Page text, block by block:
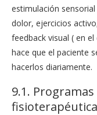
estimulación
dolor, ejercicios
feedback visual ( en
hace que el paciente
hacerlos diariamente.
9.1.